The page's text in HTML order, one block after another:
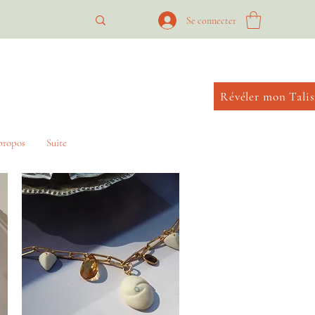
Se connecter
Révéler mon
Suite